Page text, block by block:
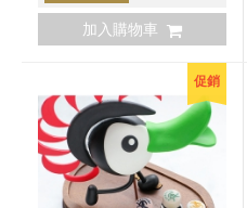
加入購物車
促銷